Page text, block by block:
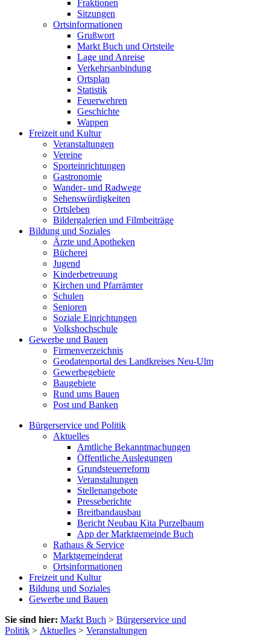
Fraktionen
Sitzungen
Ortsinformationen
Grußwort
Markt Buch und Ortsteile
Lage und Anreise
Verkehrsanbindung
Ortsplan
Statistik
Feuerwehren
Geschichte
Wappen
Freizeit und Kultur
Veranstaltungen
Vereine
Sporteinrichtungen
Gastronomie
Wander- und Radwege
Sehenswürdigkeiten
Ortsleben
Bildergalerien und Filmbeiträge
Bildung und Soziales
Ärzte und Apotheken
Bücherei
Jugend
Kinderbetreuung
Kirchen und Pfarrämter
Schulen
Senioren
Soziale Einrichtungen
Volkshochschule
Gewerbe und Bauen
Firmenverzeichnis
Geodatenportal des Landkreises Neu-Ulm
Gewerbegebiete
Baugebiete
Rund ums Bauen
Post und Banken
Bürgerservice und Politik
Aktuelles
Amtliche Bekanntmachungen
Öffentliche Auslegungen
Grundsteuerreform
Veranstaltungen
Stellenangebote
Presseberichte
Breitbandausbau
Bericht Neubau Kita Purzelbaum
App der Marktgemeinde Buch
Rathaus & Service
Marktgemeinderat
Ortsinformationen
Freizeit und Kultur
Bildung und Soziales
Gewerbe und Bauen
Sie sind hier: Markt Buch > Bürgerservice und
Politik > Aktuelles > Veranstaltungen